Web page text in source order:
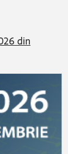
din